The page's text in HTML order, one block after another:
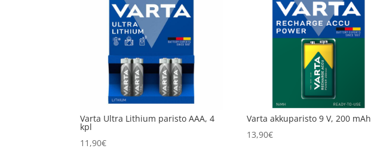
Varta Ultra Lithium paristo AAA, 4
kpl
11,90€
Varta akkuparisto 9 V, 200 mAh
13,90€